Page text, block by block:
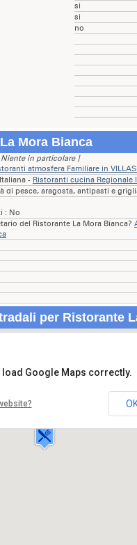
si
si
no
Mora Bianca
in particolare ]
atmosfera Familiare in
- Ristoranti cucina Regionale
di pesce, aragosta, antipasti e
: No
del Ristorante La Mora Bianca?
per Ristorante
Ristorante La Mora Bianca
Via Roma,14
09049 VILLASIMIUS
load Google Maps correctly.